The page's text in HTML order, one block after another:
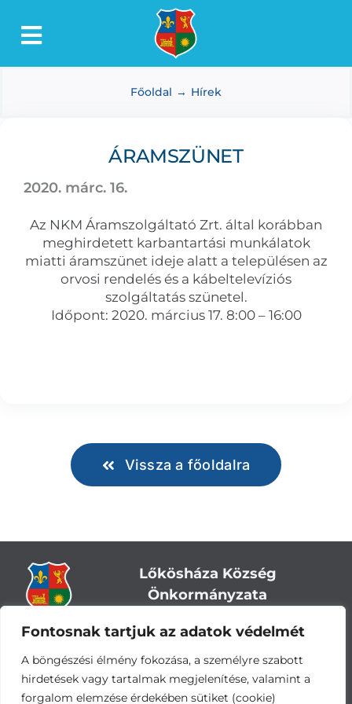
Fontosnak tartjuk az adatok védelmét
A böngészési élmény fokozása, a személyre szabott
hirdetések vagy tartalmak megjelenítése, valamint a
forgalom elemzése érdekében sütiket (cookie)
Toggle
Lőkösháza
Dokumentumtár
Média
Választás
Főoldal Hírek
ÁRAMSZÜNET
2020. márc. 16.
Az NKM Áramszolgáltató Zrt. által korábban
meghirdetett karbantartási munkálatok
miatti áramszünet ideje alatt a településen az
orvosi rendelés és a kábeltelevíziós
szolgáltatás szünetel.
Időpont: 2020. március 17. 8:00 – 16:00
Vissza a főoldalra
Lőkösháza Község
Önkormányzata
Cím:5743 Lőkösháza, Eleki út 28.
Központi telefonszám:+36 66 244-244
E-mail: titkarsag@lokoshaza.hu
Hivatali Kapu: JZO28